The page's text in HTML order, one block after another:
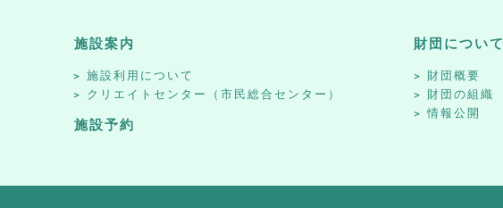
施設案内
施設利用について
クリエイトセンター（市民総合センター）
施設予約
財団について
財団概要
財団の組織
情報公開